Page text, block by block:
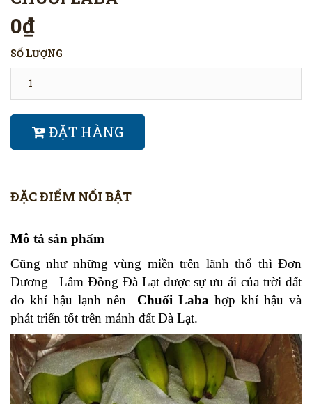
0₫
SỐ LƯỢNG
ĐẶT HÀNG
ĐẶC ĐIỂM NỔI BẬT
Mô tả sản phẩm
Cũng như những vùng miền trên lãnh thổ thì Đơn
Dương –Lâm Đồng Đà Lạt được sự ưu ái của trời đất
do khí hậu lạnh nên Chuối Laba hợp khí hậu và
phát triển tốt trên mảnh đất Đà Lạt.